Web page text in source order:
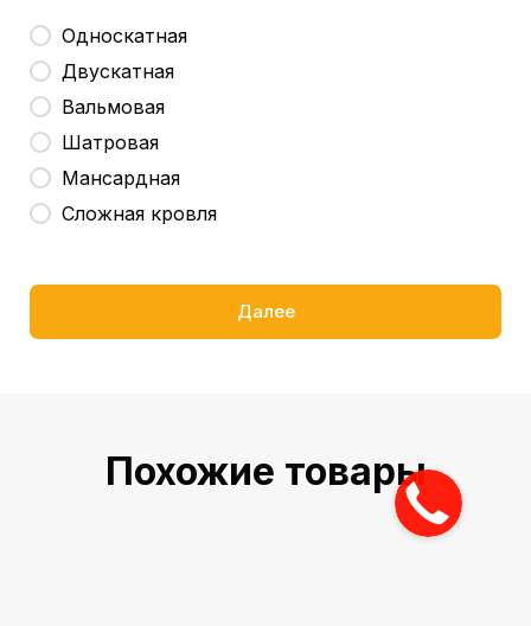
Односкатная
Двускатная
Вальмовая
Шатровая
Мансардная
Сложная кровля
Далее
Похожие товары